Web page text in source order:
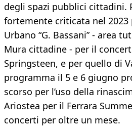
degli spazi pubblici cittadini.
fortemente criticata nel 2023
Urbano “G. Bassani” - area
Mura cittadine - per il
Springsteen, e per quello di
programma il 5 e 6 giugno
scorso per l’uso della
Ariostea per il Ferrara
concerti per oltre un mese.